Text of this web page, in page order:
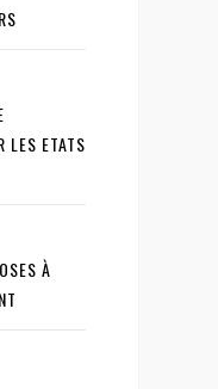
LES ETATS
À